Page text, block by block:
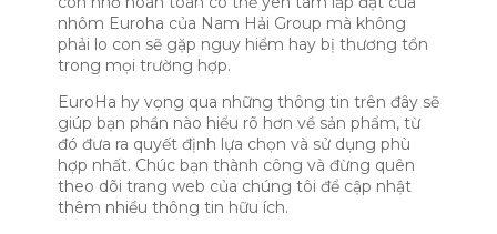
nhôm Euroha của Nam Hải Group mà không
phải lo con sẽ gặp nguy hiểm hay bị thương tổn
trong mọi trường hợp.
EuroHa hy vọng qua những thông tin trên đây sẽ
giúp bạn phần nào hiểu rõ hơn về sản phẩm, từ
đó đưa ra quyết định lựa chọn và sử dụng phù
hợp nhất. Chúc bạn thành công và đừng quên
theo dõi trang web của chúng tôi để cập nhật
thêm nhiều thông tin hữu ích.